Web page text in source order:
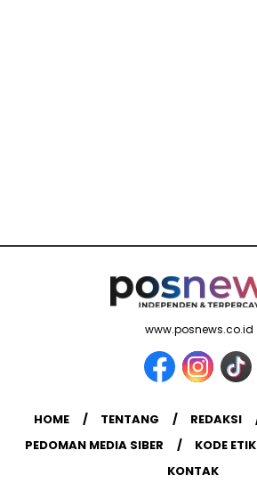
www.posnews.co.id
HOME TENTANG REDAKSI
PEDOMAN MEDIA SIBER
KODE ETIK
KONTAK